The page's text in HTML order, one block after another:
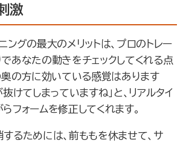
激
ングの最大のメリットは、プロのトレー
あなたの動きをチェックしてくれる点
奥の方に効いている感覚はあります
抜けてしまっていますね」と、リアルタイ
フォームを修正してくれます。
るためには、前ももを休ませて、サ